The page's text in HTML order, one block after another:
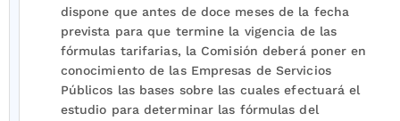
dispone que antes de doce meses de la fecha
prevista para que termine la vigencia de las
fórmulas tarifarias, la Comisión deberá poner en
conocimiento de las Empresas de Servicios
Públicos las bases sobre las cuales efectuará el
estudio para determinar las fórmulas del